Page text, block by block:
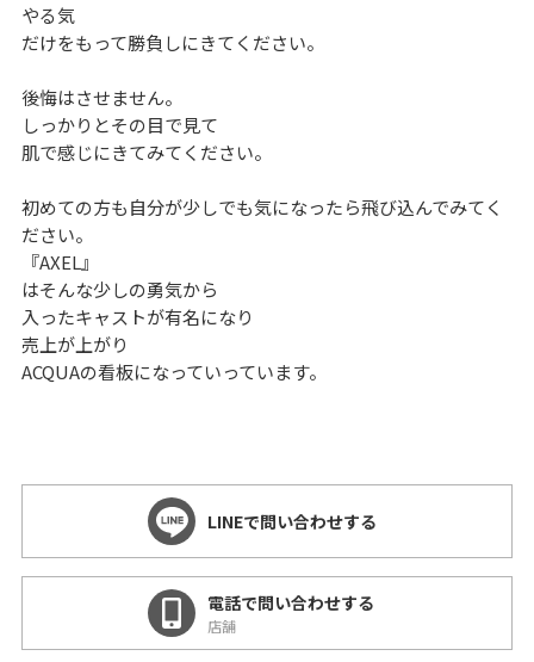
やる気
だけをもって勝負しにきてください。
後悔はさせません。
しっかりとその目で見て
肌で感じにきてみてください。
初めての方も自分が少しでも気になったら飛び込んでみてく
ださい。
『AXEL』
はそんな少しの勇気から
入ったキャストが有名になり
売上が上がり
ACQUAの看板になっていっています。
LINEで問い合わせする
電話で問い合わせする
店舗